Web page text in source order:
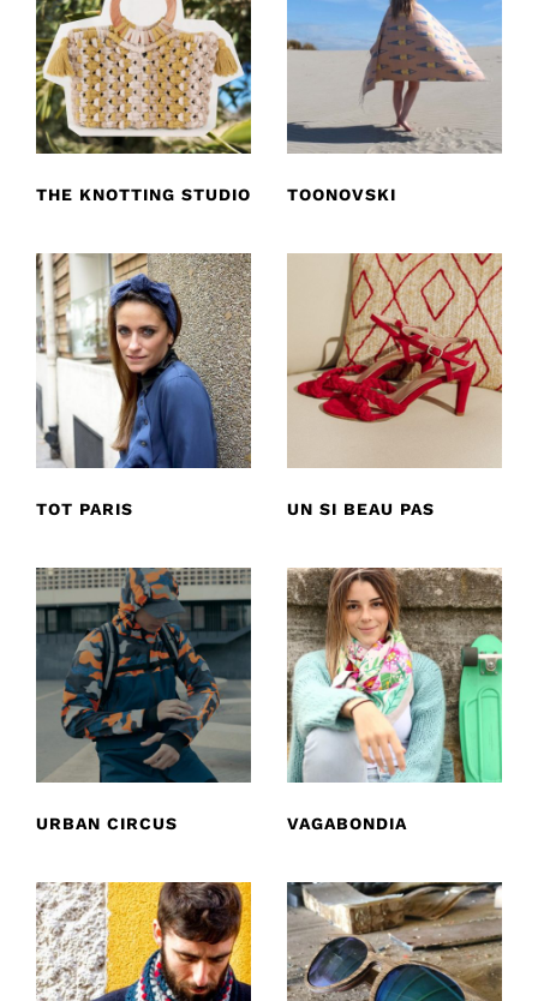
THE KNOTTING STUDIO TOONOVSKI
TOT PARIS UN SI BEAU PAS
URBAN CIRCUS VAGABONDIA